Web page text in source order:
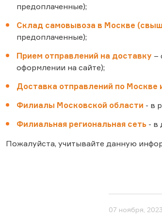
предоплаченные);
Склад самовывоза в Москве
предоплаченные);
Прием отправлений на доставку –
оформлении на сайте);
Доставка отправлений по Москве
Филиалы Московской области - в
Филиальная региональная сеть - в
Пожалуйста, учитывайте данную
07 ноября, 2023